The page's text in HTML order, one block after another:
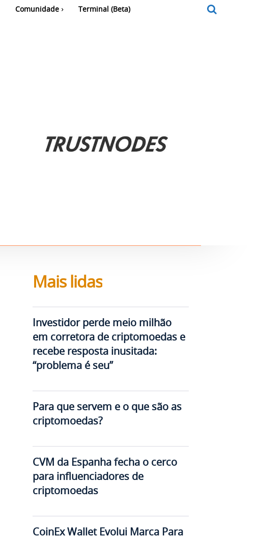
Comunidade Terminal (Beta)
Mais lidas
Investidor perde meio milhão
em corretora de criptomoedas e
recebe resposta inusitada:
“problema é seu”
Para que servem e o que são as
criptomoedas?
CVM da Espanha fecha o cerco
para influenciadores de
criptomoedas
CoinEx Wallet Evolui Marca Para